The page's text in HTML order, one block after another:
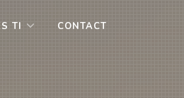
TI CONTACT